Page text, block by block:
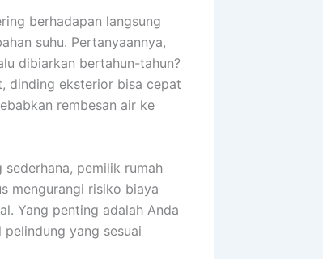
berhadapan langsung
suhu. Pertanyaannya,
dibiarkan bertahun-tahun?
dinding eksterior bisa cepat
rembesan air ke
pemilik rumah
mengurangi risiko biaya
Yang penting adalah Anda
yang sesuai